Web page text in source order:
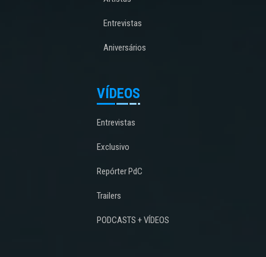
Entrevistas
Aniversários
VÍDEOS
Entrevistas
Exclusivo
Repórter PdC
Trailers
PODCASTS + VÍDEOS